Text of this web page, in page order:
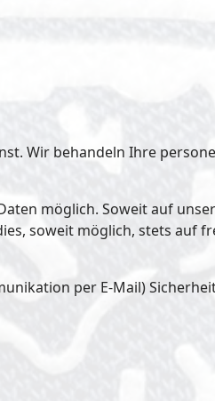
Wir behandeln Ihre
möglich. Soweit auf
soweit möglich, stets auf
per E-Mail)